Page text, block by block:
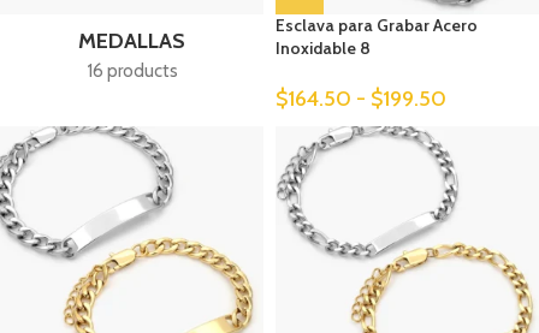
MEDALLAS
16 products
Esclava para Grabar Acero
Inoxidable 8
$164.50 - $199.50